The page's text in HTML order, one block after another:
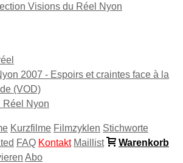
Visions du Réel Nyon
2007 - Espoirs et craintes face à la
(VOD)
Réel Nyon
Kurzfilme Filmzyklen Stichworte
FAQ Kontakt Maillist
Warenkorb
Abo